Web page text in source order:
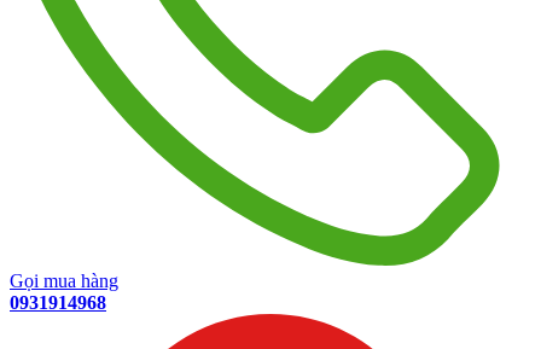
Gọi mua hàng
0931914968